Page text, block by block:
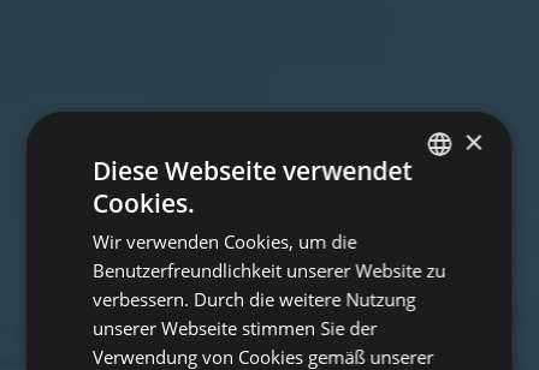
×
Diese Webseite verwendet
Cookies.
Wir verwenden Cookies, um die
Benutzerfreundlichkeit unserer Website zu
verbessern. Durch die weitere Nutzung
unserer Webseite stimmen Sie der
Verwendung von Cookies gemäß unserer